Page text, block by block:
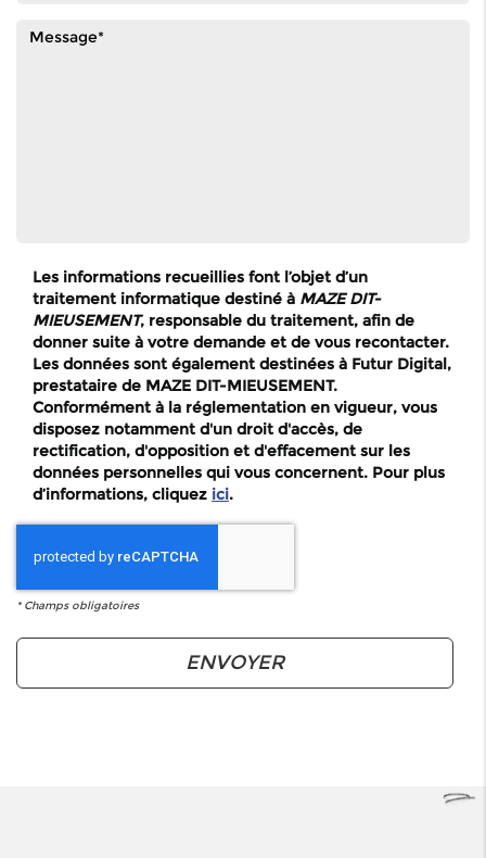
Les informations recueillies font l’objet d’un
traitement informatique destiné à MAZE DIT-
MIEUSEMENT, responsable du traitement, afin de
donner suite à votre demande et de vous recontacter.
Les données sont également destinées à Futur Digital,
prestataire de MAZE DIT-MIEUSEMENT.
Conformément à la réglementation en vigueur, vous
disposez notamment d'un droit d'accès, de
rectification, d'opposition et d'effacement sur les
données personnelles qui vous concernent. Pour plus
d’informations, cliquez ici.
* Champs obligatoires